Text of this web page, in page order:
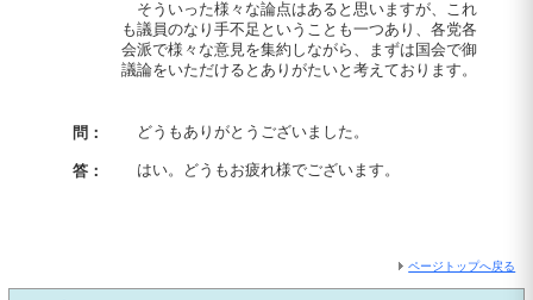
そういった様々な論点はあると思いますが、これ
も議員のなり手不足ということも一つあり、各党各
会派で様々な意見を集約しながら、まずは国会で御
議論をいただけるとありがたいと考えております。
問： どうもありがとうございました。
答： はい。どうもお疲れ様でございます。
ページトップへ戻る